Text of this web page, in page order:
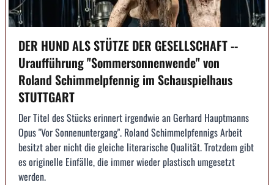
DER HUND ALS STÜTZE DER GESELLSCHAFT --
Uraufführung "Sommersonnenwende" von
Roland Schimmelpfennig im Schauspielhaus
STUTTGART
Der Titel des Stücks erinnert irgendwie an Gerhard Hauptmanns
Opus "Vor Sonnenuntergang". Roland Schimmelpfennigs Arbeit
besitzt aber nicht die gleiche literarische Qualität. Trotzdem gibt
es originelle Einfälle, die immer wieder plastisch umgesetzt
werden.